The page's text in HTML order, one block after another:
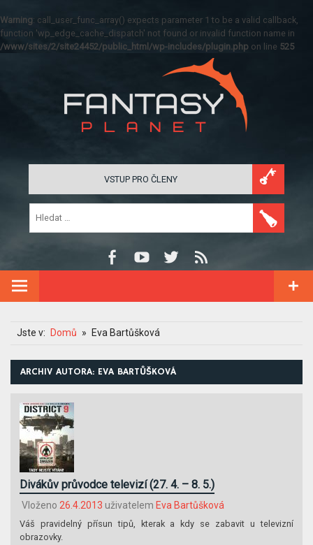
Warning: call_user_func_array() expects parameter 1 to be a valid callback,
function 'wp_edge_cache_dispatch' not found or invalid function name in
/www/sites/2/site24452/public_html/wp-includes/plugin.php on line 525
VSTUP PRO ČLENY
Jste v: Domů Eva Bartůšková
ARCHIV AUTORA: EVA BARTŮŠKOVÁ
Divákův průvodce televizí (27. 4. – 8. 5.)
Vloženo 26.4.2013 uživatelem Eva Bartůšková
Váš pravidelný přísun tipů, kterak a kdy se zabavit u televizní
obrazovky.